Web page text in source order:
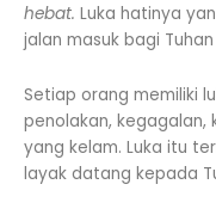
hebat. Luka hatinya
jalan masuk bagi
Setiap orang memiliki
penolakan, kegagalan,
yang kelam. Luka itu
layak datang kepada